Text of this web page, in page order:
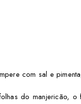
com sal e
do manjericão,